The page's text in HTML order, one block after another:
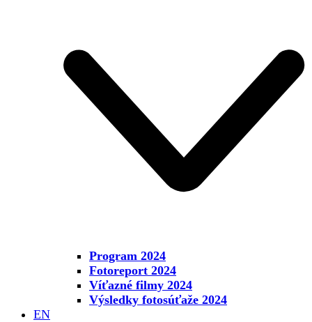
Program 2024
Fotoreport 2024
Víťazné filmy 2024
Výsledky fotosúťaže 2024
EN